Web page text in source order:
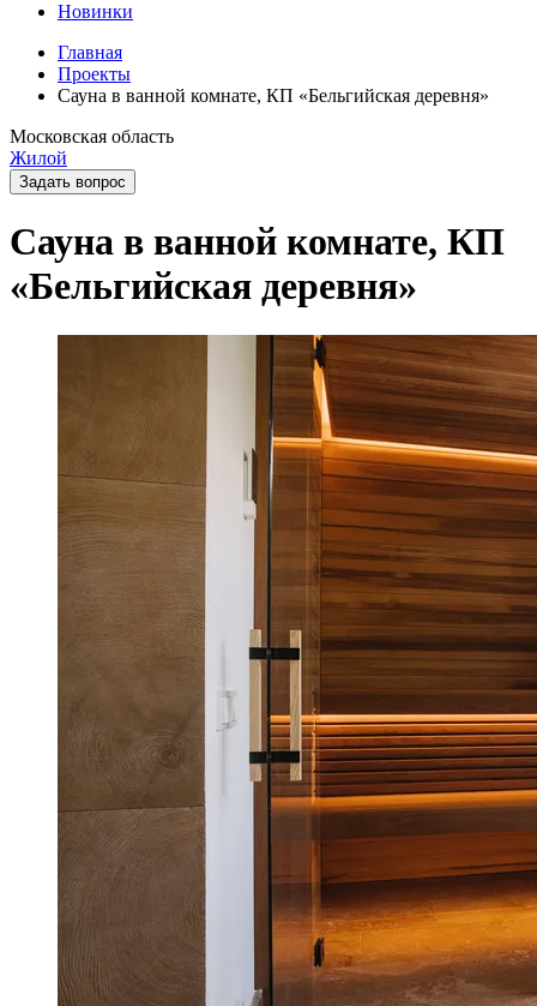
Новинки
Главная
Проекты
Сауна в ванной комнате, КП «Бельгийская деревня»
Московская область
Жилой
Задать вопрос
Сауна в ванной комнате, КП
«Бельгийская деревня»